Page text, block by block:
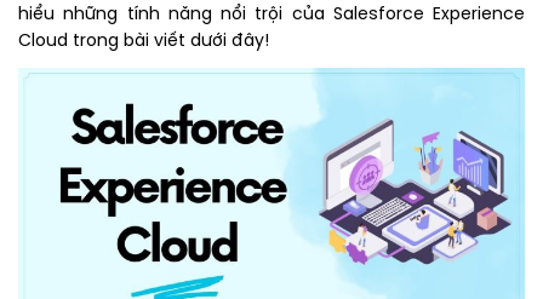
hiểu những tính năng nổi trội của Salesforce Experience
Cloud trong bài viết dưới đây!